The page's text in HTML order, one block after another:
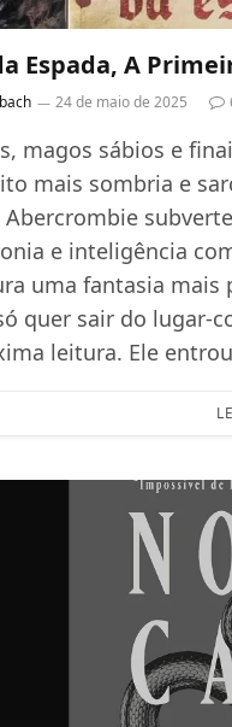
Espada, A
24 de maio de 2025
magos sábios e
mais sombria e
Abercrombie
e inteligência
uma fantasia
quer sair do lugar-
leitura. Ele